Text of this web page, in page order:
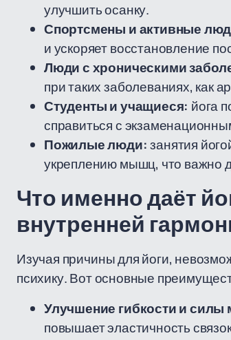
улучшить осанку.
Спортсмены и активные
и ускоряет восстановление
Люди с хроническими
при таких заболеваниях, как
Студенты и учащиеся: йога
справиться с
Пожилые люди:занятия
укреплению мышц, что важно
Что именно даёт
внутренней
Изучая причины для йоги,
психику. Вот основные
Улучшение гибкости и
повышает эластичность